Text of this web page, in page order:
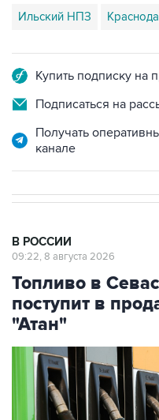
Ильский НПЗ
Купить подписку на
Подписаться на
Получать
канале
В РОССИИ
09:22, 8 августа 2026
Топливо в
поступит в
"Атан"